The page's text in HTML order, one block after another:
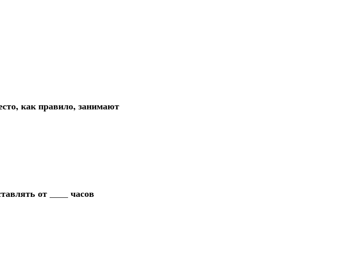
как правило, занимают
от ____ часов